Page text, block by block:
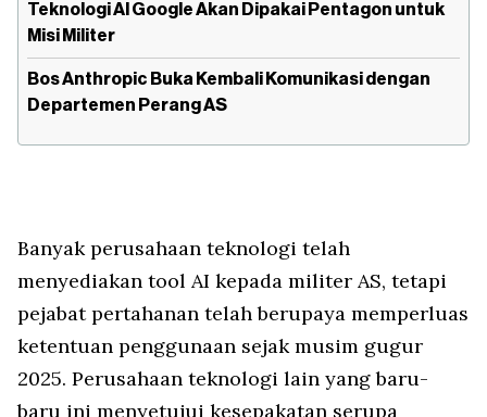
Teknologi AI Google Akan Dipakai Pentagon untuk
Misi Militer
Bos Anthropic Buka Kembali Komunikasi dengan
Departemen Perang AS
Banyak perusahaan teknologi telah
menyediakan tool AI kepada militer AS, tetapi
pejabat pertahanan telah berupaya memperluas
ketentuan penggunaan sejak musim gugur
2025. Perusahaan teknologi lain yang baru-
baru ini menyetujui kesepakatan serupa